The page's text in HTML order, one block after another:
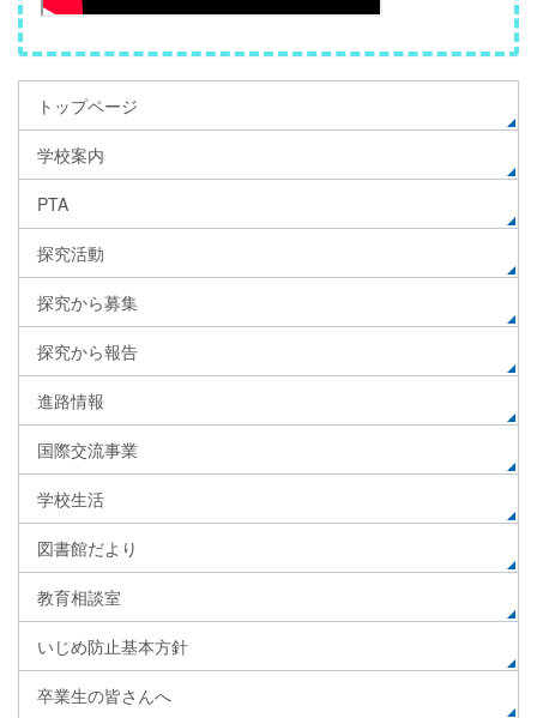
トップページ
学校案内
PTA
探究活動
探究から募集
探究から報告
進路情報
国際交流事業
学校生活
図書館だより
教育相談室
いじめ防止基本方針
卒業生の皆さんへ